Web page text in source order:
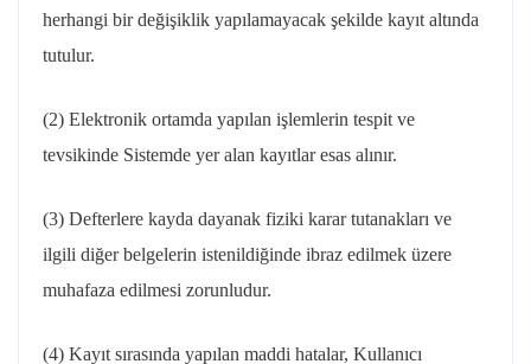
herhangi bir değişiklik yapılamayacak şekilde kayıt altında
tutulur.
(2) Elektronik ortamda yapılan işlemlerin tespit ve
tevsikinde Sistemde yer alan kayıtlar esas alınır.
(3) Defterlere kayda dayanak fiziki karar tutanakları ve
ilgili diğer belgelerin istenildiğinde ibraz edilmek üzere
muhafaza edilmesi zorunludur.
(4) Kayıt sırasında yapılan maddi hatalar, Kullanıcı